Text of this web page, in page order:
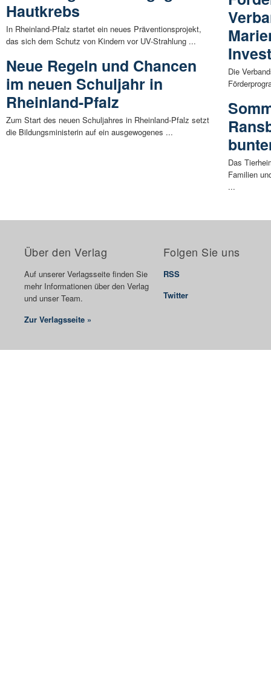
Hautkrebs
In Rheinland-Pfalz startet ein neues Präventionsprojekt,
das sich dem Schutz von Kindern vor UV-Strahlung ...
Neue Regeln und Chancen
im neuen Schuljahr in
Rheinland-Pfalz
Zum Start des neuen Schuljahres in Rheinland-Pfalz setzt
die Bildungsministerin auf ein ausgewogenes ...
Die
Das
Familien
...
Über den Verlag
Auf unserer Verlagsseite finden Sie
mehr Informationen über den Verlag
und unser Team.
Zur Verlagsseite »
Folgen Sie uns
RSS
Twitter